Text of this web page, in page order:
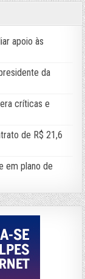
apoio às
da
críticas e
de R$ 21,6
em plano de